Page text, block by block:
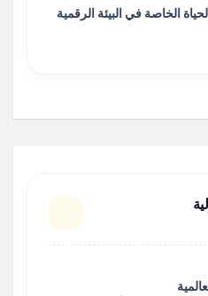
الخاصة في البيئة الرقمية